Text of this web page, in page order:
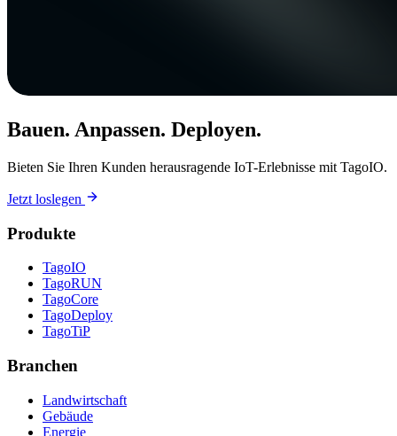
Bauen. Anpassen. Deployen.
Bieten Sie Ihren Kunden herausragende IoT-Erlebnisse mit TagoIO.
Jetzt loslegen
Produkte
TagoIO
TagoRUN
TagoCore
TagoDeploy
TagoTiP
Branchen
Landwirtschaft
Gebäude
Energie